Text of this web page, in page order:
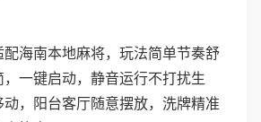
海南本地麻将，玩法简单节奏舒
一键启动，静音运行不打扰生
，阳台客厅随意摆放，洗牌精准